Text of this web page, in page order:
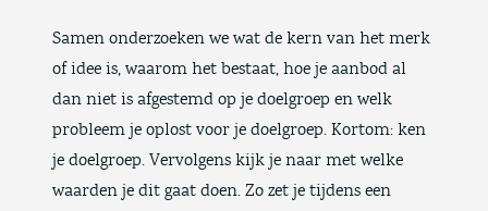
Samen onderzoeken we wat de kern van het merk
of idee is, waarom het bestaat, hoe je aanbod al
dan niet is afgestemd op je doelgroep en welk
probleem je oplost voor je doelgroep. Kortom: ken
je doelgroep. Vervolgens kijk je naar met welke
waarden je dit gaat doen. Zo zet je tijdens een